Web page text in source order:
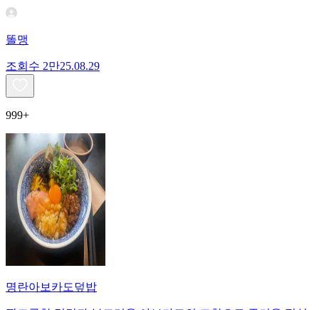
똘맹
조회수 2만25.08.29
999+
명란아보카도덮밥